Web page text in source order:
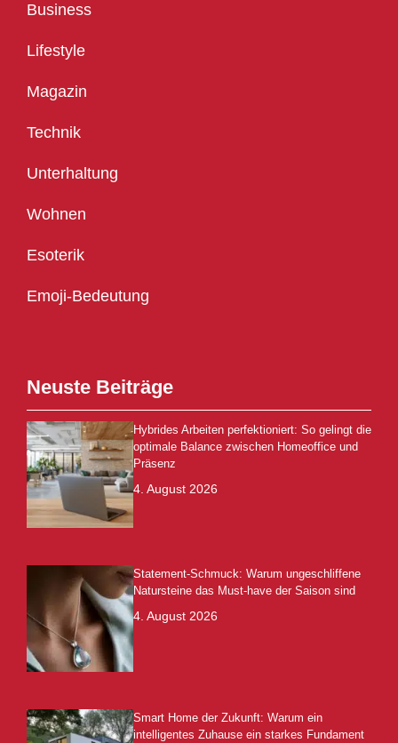
Business
Lifestyle
Magazin
Technik
Unterhaltung
Wohnen
Esoterik
Emoji-Bedeutung
Neuste Beiträge
Hybrides Arbeiten perfektioniert: So gelingt die
optimale Balance zwischen Homeoffice und
Präsenz
4. August 2026
Statement-Schmuck: Warum ungeschliffene
Natursteine das Must-have der Saison sind
4. August 2026
Smart Home der Zukunft: Warum ein
intelligentes Zuhause ein starkes Fundament